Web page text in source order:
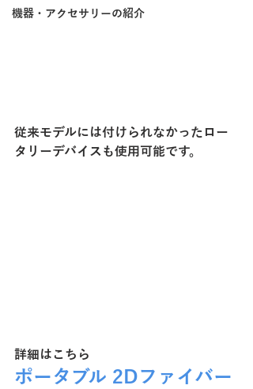
機器・アクセサリーの紹介
従来モデルには付けられなかったロー
タリーデバイスも使用可能です。
詳細はこちら
ポータブル 2Dファイバー